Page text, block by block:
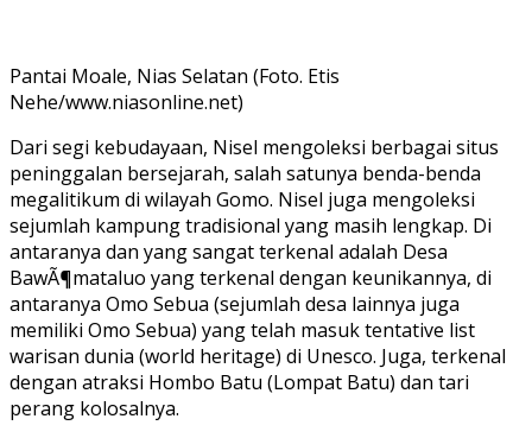
Pantai Moale, Nias Selatan (Foto. Etis
Nehe/www.niasonline.net)
Dari segi kebudayaan, Nisel mengoleksi berbagai situs
peninggalan bersejarah, salah satunya benda-benda
megalitikum di wilayah Gomo. Nisel juga mengoleksi
sejumlah kampung tradisional yang masih lengkap. Di
antaranya dan yang sangat terkenal adalah Desa
BawÃ¶mataluo yang terkenal dengan keunikannya, di
antaranya Omo Sebua (sejumlah desa lainnya juga
memiliki Omo Sebua) yang telah masuk tentative list
warisan dunia (world heritage) di Unesco. Juga, terkenal
dengan atraksi Hombo Batu (Lompat Batu) dan tari
perang kolosalnya.